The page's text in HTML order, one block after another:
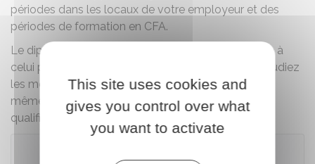
périodes dans les locaux de votre employeur et des
périodes de formation en CFA.
Le diplôme préparé en apprentissage est identique à
celui préparé par la voie scolaire classique. Vous étudiez
les mêmes programmes, passez l'examen dans les
mêmes conditions et obtenez le même niveau de
qualification.
This site uses cookies and
gives you control over what
you want to activate